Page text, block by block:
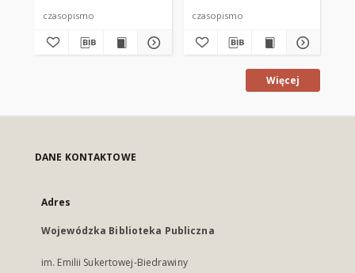
czasopismo czasopismo
Więcej
DANE KONTAKTOWE
Adres
Wojewódzka Biblioteka Publiczna
im. Emilii Sukertowej-Biedrawiny